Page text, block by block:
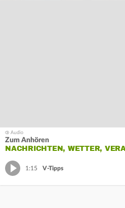
Zum Anhören
NACHRICHTEN, WETTER,
1:15 V-Tipps